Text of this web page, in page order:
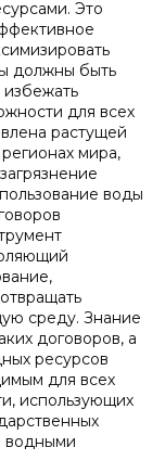
Это
должны быть
для всех
растущей
мира,
воды
среду. Знание
договоров, а
ресурсов
для всех
использующих
водными